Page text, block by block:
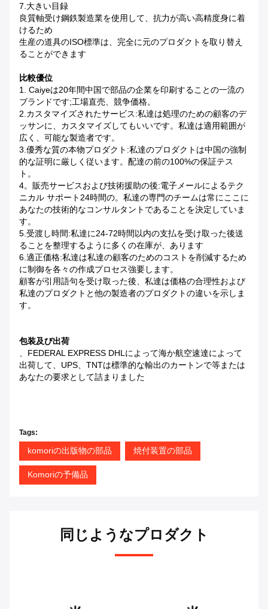
7.大きい目録
良質軸受け鋼鉄製造業を使用して、抗力が高い高精度身に着
けるため
生産の道具のISO標準は、完全に元のプロダクトを取り替え
ることができます
比較優位
1. Caiyeは20年間中国で部品の企業を印刷することの一流の
ブランドです;工場直売、競争価格。
2.カスタマイズされたサービス:私達は処理のための顧客のデ
ッサンに、カスタマイズしてもいいです。私達は適用範囲が
広く、可能な製造者です。
3.優秀な質の本物プロダクト:私達のプロダクトは中国の強制
的な証明に厳しく従います。配達の前の100%の保証テス
ト。
4。販売サービスおよび技術援助の後:電子メールによるテク
ニカル サポート24時間の。私達の専門のチームは常にここに
あなたの技術的なコンサルタントであることを決定していま
す。
5.受渡し時間:私達に24-72時間以内の支払を受け取った後送
ることを整理するように多くの在庫が、あります
6.適正価格:私達は私達の顧客のためのコストを削減するため
に制御を各々の作成プロセス強要します。
顧客が引用語句を受け取った後、私達は価格の合理性および
私達のプロダクトと他の製造者のプロダクトの違いを示しま
す。
包装及び出荷
、FEDERAL EXPRESS DHLによって海か航空速達によって
出荷して、UPS、TNTは標準的な輸出のカートンで等または
あなたの要求として詰まりました
Tags:
komoriの出版物の部品 焼付装置の部品
Komoriの予備品
同じようなプロダクト